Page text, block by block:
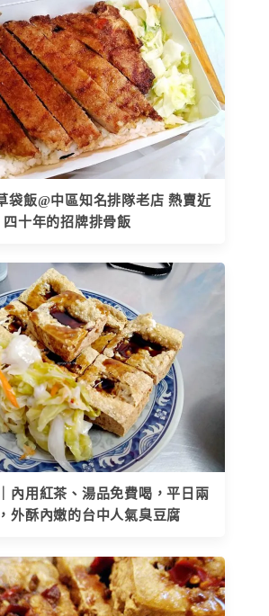
袋飯@中區知名排隊老店 熱賣近
四十年的招牌排骨飯
內用紅茶、湯品免費喝，平日兩
外酥內嫩的台中人氣臭豆腐